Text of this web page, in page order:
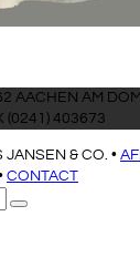
AACHEN AM
(0241) 403673
& CO. •
CONTACT
Verzenden